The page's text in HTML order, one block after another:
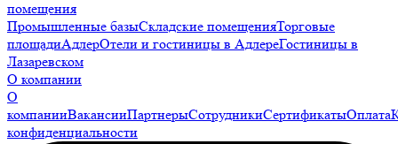
помещения
Промышленные базыСкладские помещенияТорговые
площадиАдлерОтели и гостиницы в АдлереГостиницы в
Лазаревском
О компании
О
компанииВакансииПартнерыСотрудникиСертификатыОплата
конфиденциальности